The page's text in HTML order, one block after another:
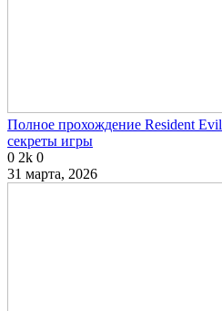
Полное прохождение Resident
секреты игры
0 2k 0
31 марта, 2026